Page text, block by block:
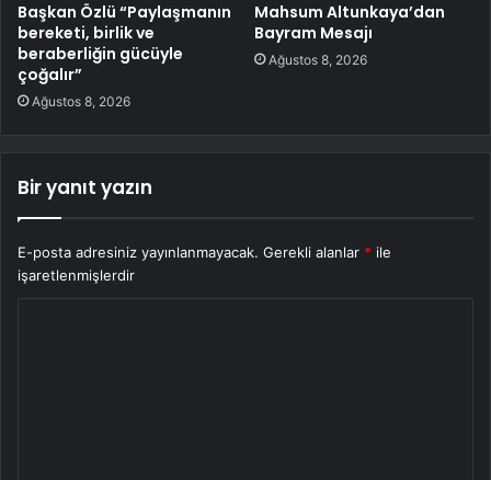
Başkan Özlü “Paylaşmanın
bereketi, birlik ve
beraberliğin gücüyle
çoğalır”
Ağustos 8, 2026
Mahsum Altunkaya’dan
Bayram Mesajı
Ağustos 8, 2026
Bir yanıt yazın
E-posta adresiniz yayınlanmayacak. Gerekli alanlar * ile
işaretlenmişlerdir